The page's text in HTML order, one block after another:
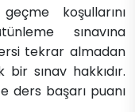
koşullarını
sınavına
tekrar almadan
sınav hakkıdır.
ders başarı puanı